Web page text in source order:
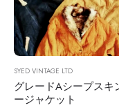
SYED VINTAGE LTD
グレードAシープスキ
ージャケット